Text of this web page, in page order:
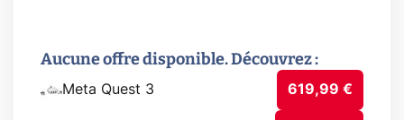
Aucune offre disponible. Découvrez :
Meta Quest 3 619,99 €